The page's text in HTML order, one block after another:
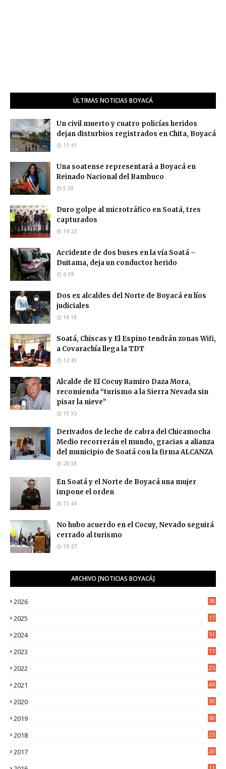
ÚLTIMAS NOTICIAS BOYACÁ
Un civil muerto y cuatro policías heridos
dejan disturbios registrados en Chita, Boyacá
11:41
Una soatense representará a Boyacá en
Reinado Nacional del Bambuco
5:38
Duro golpe al microtráfico en Soatá, tres
capturados
19:22
Accidente de dos buses en la vía Soatá –
Duitama, deja un conductor herido
6:39
Dos ex alcaldes del Norte de Boyacá en líos
judiciales
18:18
Soatá, Chiscas y El Espino tendrán zonas Wifi,
a Covarachía llega la TDT
12:45
Alcalde de El Cocuy Ramiro Daza Mora,
recomienda “turismo a la Sierra Nevada sin
pisar la nieve”
15:32
Derivados de leche de cabra del Chicamocha
Medio recorrerán el mundo, gracias a alianza
del municipio de Soatá con la firma ALCANZA
20:38
En Soatá y el Norte de Boyacá una mujer
impone el orden
13:44
No hubo acuerdo en el Cocuy, Nevado seguirá
cerrado al turismo
19:27
ARCHIVO [NOTICIAS BOYACÁ]
2026 38
2025
17
2024 51
2023
11
2022
25
2021
45
2020
30
2019 60
2018
23
2017
20
11